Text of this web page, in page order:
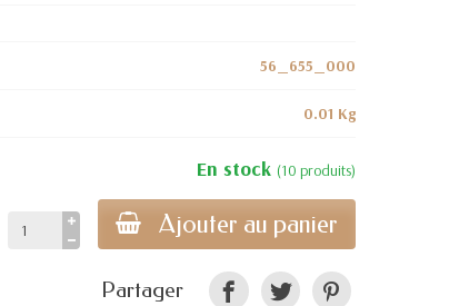
56_655_000
0.01 Kg
En stock (10 produits)
Ajouter au panier
Partager